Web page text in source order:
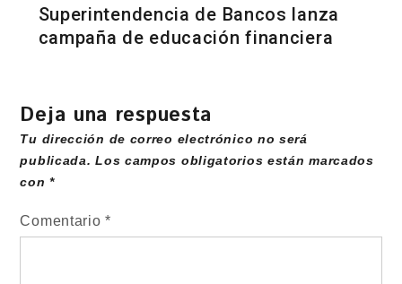
Superintendencia de Bancos lanza
campaña de educación financiera
Deja una respuesta
Tu dirección de correo electrónico no será
publicada. Los campos obligatorios están marcados
con*
Comentario*